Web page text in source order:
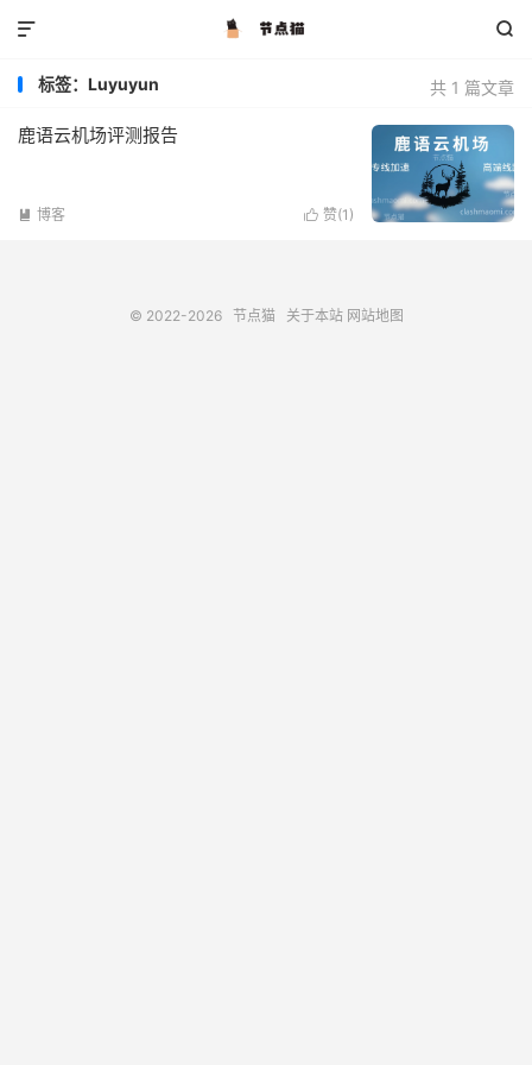


共 1 篇文章
标签：Luyuyun
鹿语云机场评测报告
 赞(1 )
 博客
© 2022-2026 节点猫 关于本站 网站地图